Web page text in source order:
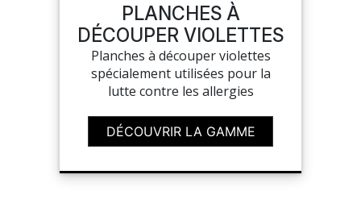
MES LISTES
MA COMMANDE
PLANCHES À
DÉCOUPER VIOLETTES
Planches à découper violettes
spécialement utilisées pour la
lutte contre les allergies
DÉCOUVRIR LA GAMME